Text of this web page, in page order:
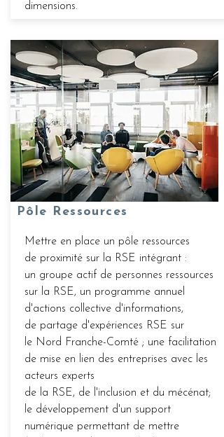
dimensions.
Pôle Ressources
Mettre en place un pôle ressources
de proximité sur la RSE intégrant :
un groupe actif de personnes ressources
sur la RSE, un programme annuel
d'actions collective d'informations,
de partage d'expériences RSE sur
le Nord Franche-Comté ; une facilitation
de mise en lien des entreprises avec les
acteurs experts
de la RSE, de l'inclusion et du mécénat;
le développement d'un support
numérique permettant de mettre